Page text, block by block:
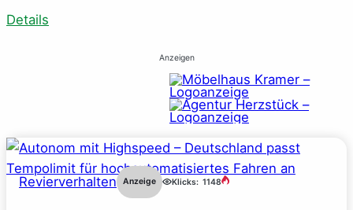
Details
Anzeigen
Revierverhalten Anzeige Klicks: 1148